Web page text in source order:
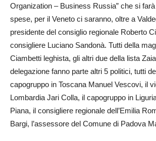
Organization – Business Russia” che si
spese, per il Veneto ci saranno, oltre a
presidente del consiglio regionale Roberto
consigliere Luciano Sandonà. Tutti della
Ciambetti leghista, gli altri due della lista
delegazione fanno parte altri 5 politici, tutti
capogruppo in Toscana Manuel Vescovi, il
Lombardia Jari Colla, il capogruppo in
Piana, il consigliere regionale dell’Emilia
Bargi, l’assessore del Comune di Padova